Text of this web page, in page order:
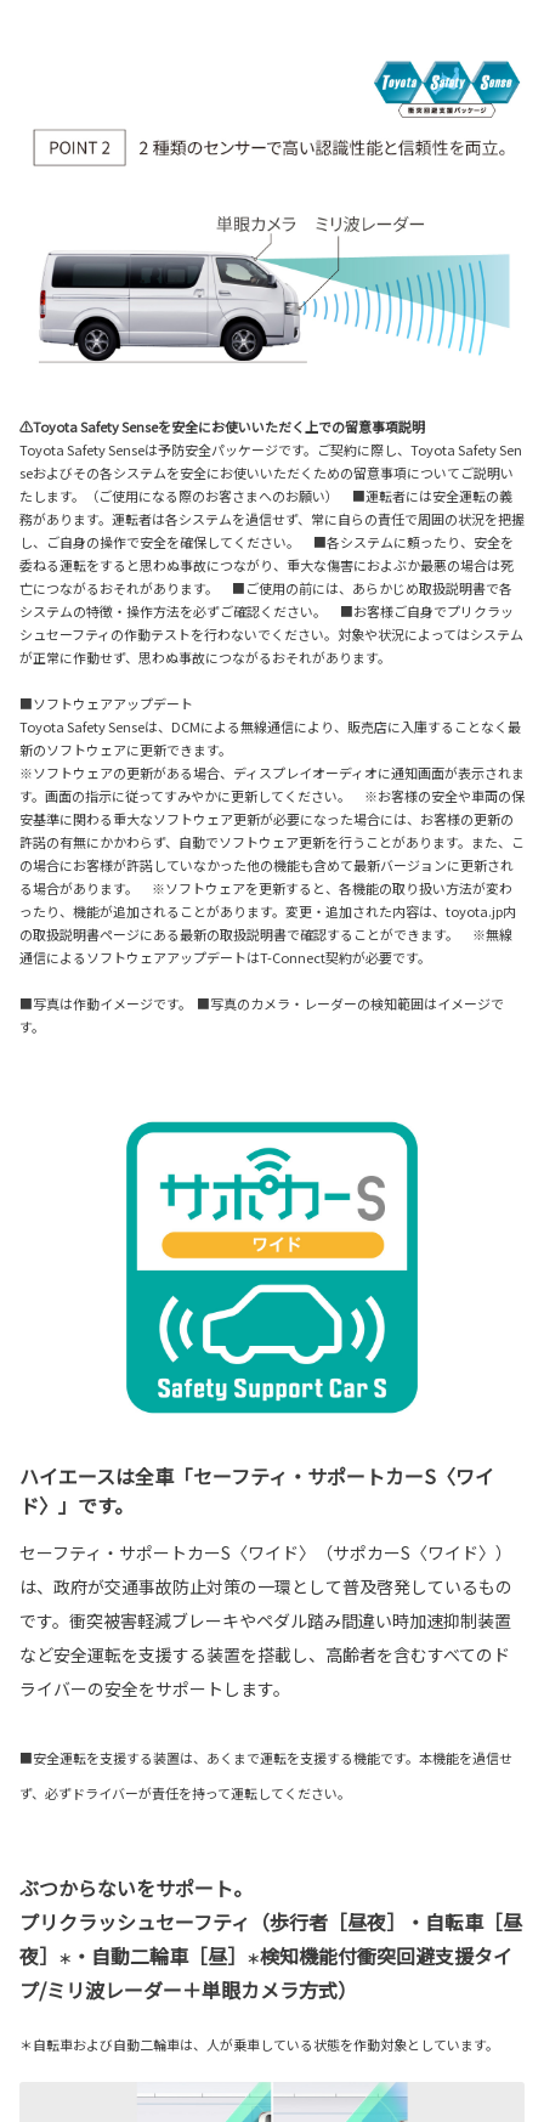
⚠Toyota Safety Senseを安全にお使いいただく上での留意事項説明
Toyota Safety Senseは予防安全パッケージです。ご契約に際し、Toyota Safety Sen
seおよびその各システムを安全にお使いいただくための留意事項についてご説明い
たします。（ご使用になる際のお客さまへのお願い） ■運転者には安全運転の義
務があります。運転者は各システムを過信せず、常に自らの責任で周囲の状況を把握
し、ご自身の操作で安全を確保してください。 ■各システムに頼ったり、安全を
委ねる運転をすると思わぬ事故につながり、重大な傷害におよぶか最悪の場合は死
亡につながるおそれがあります。 ■ご使用の前には、あらかじめ取扱説明書で各
システムの特徴・操作方法を必ずご確認ください。 ■お客様ご自身でプリクラッ
シュセーフティの作動テストを行わないでください。対象や状況によってはシステム
が正常に作動せず、思わぬ事故につながるおそれがあります。
■ソフトウェアアップデート
Toyota Safety Senseは、DCMによる無線通信により、販売店に入庫することなく最
新のソフトウェアに更新できます。
※ソフトウェアの更新がある場合、ディスプレイオーディオに通知画面が表示されま
す。画面の指示に従ってすみやかに更新してください。 ※お客様の安全や車両の保
安基準に関わる重大なソフトウェア更新が必要になった場合には、お客様の更新の
許諾の有無にかかわらず、自動でソフトウェア更新を行うことがあります。また、こ
の場合にお客様が許諾していなかった他の機能も含めて最新バージョンに更新され
る場合があります。 ※ソフトウェアを更新すると、各機能の取り扱い方法が変わ
ったり、機能が追加されることがあります。変更・追加された内容は、toyota.jp内
の取扱説明書ページにある最新の取扱説明書で確認することができます。 ※無線
通信によるソフトウェアアップデートはT-Connect契約が必要です。
■写真は作動イメージです。 ■写真のカメラ・レーダーの検知範囲はイメージで
す。
ハイエースは全車「セーフティ・サポートカーS〈ワイ
ド〉」です。
セーフティ・サポートカーS〈ワイド〉（サポカーS〈ワイド〉）
は、政府が交通事故防止対策の一環として普及啓発しているもの
です。衝突被害軽減ブレーキやペダル踏み間違い時加速抑制装置
など安全運転を支援する装置を搭載し、高齢者を含むすべてのド
ライバーの安全をサポートします。
■安全運転を支援する装置は、あくまで運転を支援する機能です。本機能を過信せ
ず、必ずドライバーが責任を持って運転してください。
ぶつからないをサポート。
プリクラッシュセーフティ（歩行者［昼夜］・自転車［昼
夜］
＊ ・自動二輪車［昼］ ＊検知機能付衝突回避支援タイ
プ/ミリ波レーダー＋単眼カメラ方式）
＊自転車および自動二輪車は、人が乗車している状態を作動対象としています。